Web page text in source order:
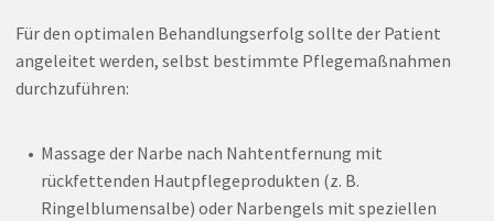
Für den optimalen Behandlungserfolg sollte der Patient
angeleitet werden, selbst bestimmte Pflegemaßnahmen
durchzuführen:
Massage der Narbe nach Nahtentfernung mit
rückfettenden Hautpflegeprodukten (z. B.
Ringelblumensalbe) oder Narbengels mit speziellen